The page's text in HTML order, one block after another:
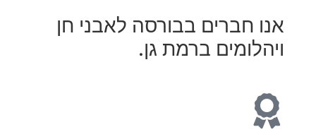
אנו חברים בבורסה לאבני חן
ויהלומים ברמת גן.